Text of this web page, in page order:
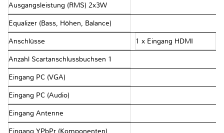
Ausgangsleistung (RMS) 2x3W
Equalizer (Bass, Höhen, Balance)
Anschlüsse 1 x Eingang HDMI
Anzahl Scartanschlussbuchsen 1
Eingang PC (VGA)
Eingang PC (Audio)
Eingang Antenne